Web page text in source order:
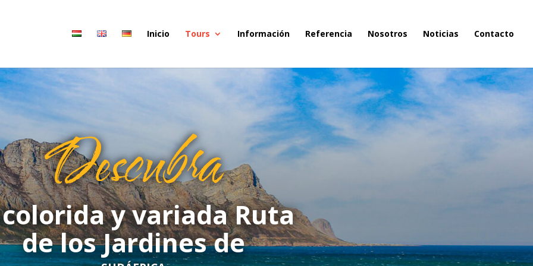
Inicio Tours Información Referencia Nosotros Noticias Contacto
Descubra
y variada Ruta
de los Jardines de